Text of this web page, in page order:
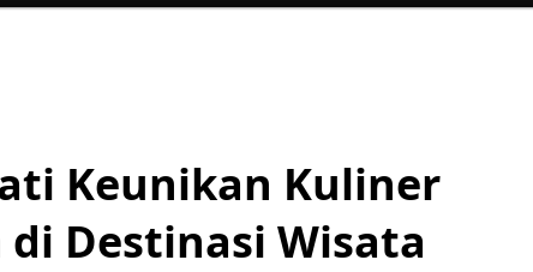
Keunikan Kuliner
Destinasi Wisata